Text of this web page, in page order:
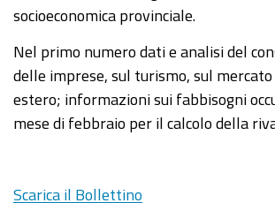
socioeconomica provinciale.
Nel primo numero dati e analisi del
delle imprese, sul turismo, sul
estero; informazioni sui fabbisogni
mese di febbraio per il calcolo della
Scarica il Bollettino